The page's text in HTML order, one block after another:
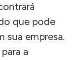
que pode
sua empresa.
a